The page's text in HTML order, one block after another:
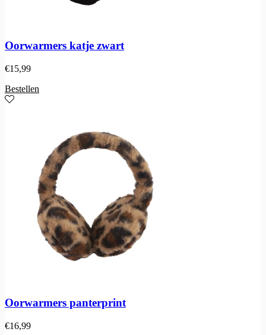
Oorwarmers katje zwart
€15,99
Bestellen
Oorwarmers panterprint
€16,99